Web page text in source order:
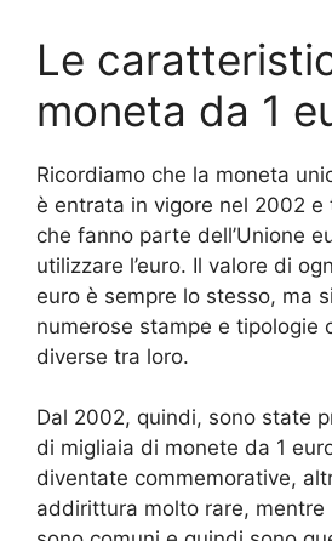
Le
moneta da 1
Ricordiamo che la moneta
è entrata in vigore nel 2002 e
che fanno parte dell’Unione
utilizzare l’euro. Il valore di
euro è sempre lo stesso, ma
numerose stampe e tipologie
diverse tra loro.
Dal 2002, quindi, sono state
di migliaia di monete da 1
diventate commemorative,
addirittura molto rare, mentre